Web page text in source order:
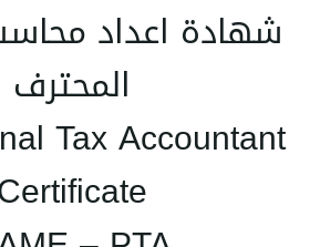
شهادة اعداد
المحترف
Tax Accountant